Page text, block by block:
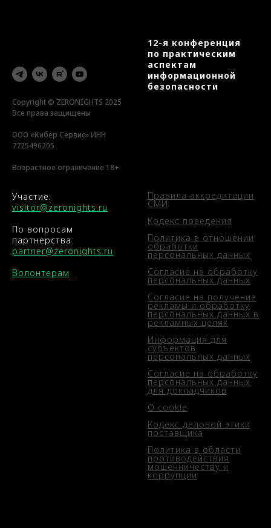
Copyright © ZERONIGHTS 2025
Все права защищены
ООО «Кибер Сервис» ИНН
7725496205
Возрастное ограничение 18+
12-я конференция
по практическим
аспектам
информационной
безопасности
Участие:
visitor@zeronights.ru
По вопросам
партнерства:
partner@zeronights.ru
Волонтерам
Правила аккредитации
СМИ
Кодекс поведения
Политика в отношении
обработки
персональных данных
Согласие на обработку
персональных данных
Согласие на получение
рекламы и обработку
персональных данных в
рекламных целях
Информация для
субъектов
персональных данных
Согласие на обработку
персональных данных
для докладчиков
О cookie
Кодекс деловой этики
поставщика
Политика в области
противодействия
мошенничеству и
коррупции